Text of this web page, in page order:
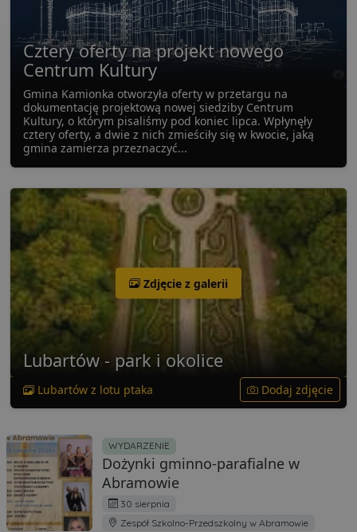
Cztery oferty na projekt nowego
Centrum Kultury
Gmina Kamionka otworzyła oferty w przetargu na
dokumentację projektową nowej siedziby Centrum
Kultury, o którym pisaliśmy pod koniec lipca. Wpłynęły
cztery oferty, a dwie z nich zmieściły się w kwocie, jaką
gmina zamierza przeznaczyć...
Lubartów - park i okolice
Zdjęcie z galerii
Lubartów z lotu ptaka Dodaj zdjęcie
WYDARZENIE
Dożynki gminno-parafialne w
Abramowie
30 sierpnia
Zespół Szkolno-Przedszkolny w Abramowie